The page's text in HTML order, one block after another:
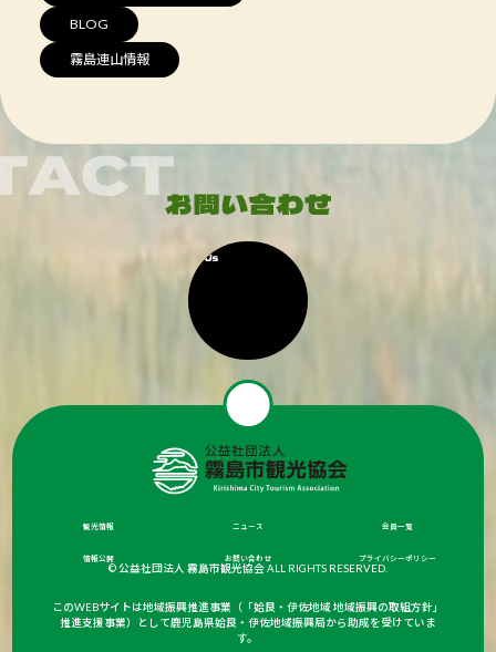
BLOG
霧島連山情報
観光情報 ニュース 会員一覧
情報公開 お問い合わせ プライバシーポリシー
© 公益社団法人 霧島市観光協会 ALL RIGHTS RESERVED.
このWEBサイトは地域振興推進事業（「姶良・伊佐地域 地域振興の取組方針」
推進支援事業）として鹿児島県姶良・伊佐地域振興局から助成を受けていま
す。